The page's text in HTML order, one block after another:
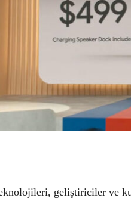
geliştiriciler ve